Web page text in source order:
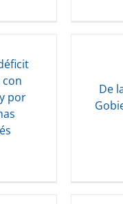
por
De